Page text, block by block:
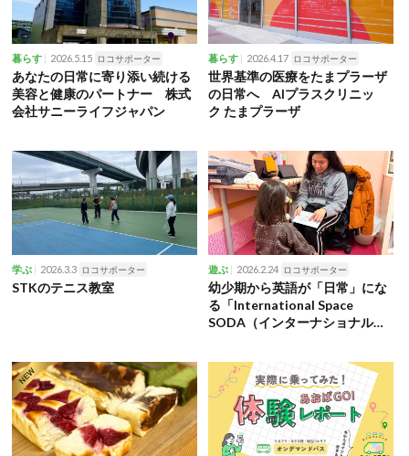
暮らす 2026.5.15 ロコサポーター
あなたの日常に寄り添い続ける
美容と健康のパートナー 株式
会社サニーライフジャパン
暮らす 2026.4.17 ロコサポーター
世界基準の医療をたまプラーザ
の日常へ AIプラスクリニッ
ク たまプラーザ
学ぶ 2026.3.3 ロコサポーター
STKのテニス教室
遊ぶ 2026.2.24 ロコサポーター
幼少期から英語が「日常」にな
る「International Space
SODA（インターナショナルス